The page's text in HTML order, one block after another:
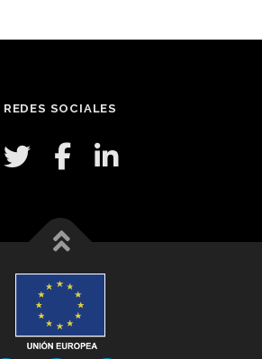
REDES SOCIALES